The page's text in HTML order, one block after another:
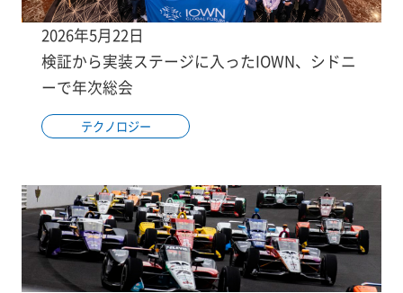
2026年5月22日
検証から実装ステージに入ったIOWN、シドニ
ーで年次総会
テクノロジー